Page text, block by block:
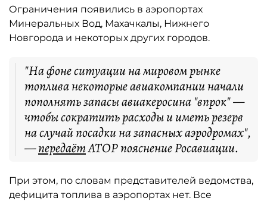
Ограничения появились в аэропортах
Минеральных Вод, Махачкалы, Нижнего
Новгорода и некоторых других городов.
"На фоне ситуации на мировом рынке
топлива некоторые авиакомпании начали
пополнять запасы авиакеросина "впрок" —
чтобы сократить расходы и иметь резерв
на случай посадки на запасных аэродромах",
—передаётАТОР пояснение Росавиации.
При этом, по словам представителей ведомства,
дефицита топлива в аэропортах нет. Все